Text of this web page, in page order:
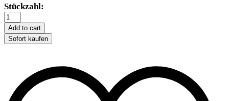
Trixie
Sisal-
Kratzwelle
Inca
quantity
Stückzahl:
Add to cart
Sofort kaufen